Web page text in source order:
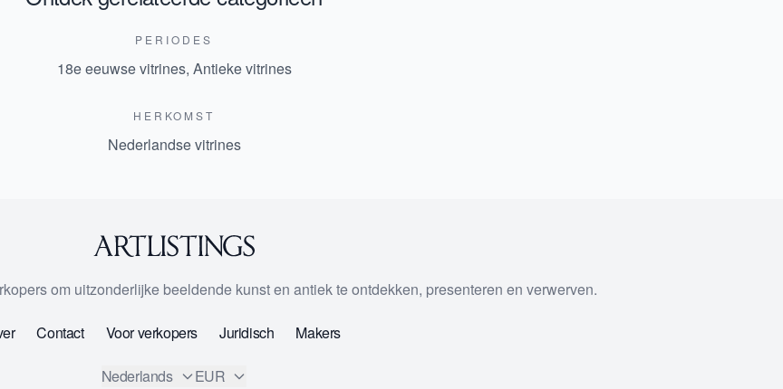
PERIODES
18e eeuwse vitrines, Antieke vitrines
HERKOMST
Nederlandse vitrines
om uitzonderlijke beeldende kunst en antiek te ontdekken, presenteren en verwerven.
Contact Voor verkopers Juridisch Makers
Nederlands EUR